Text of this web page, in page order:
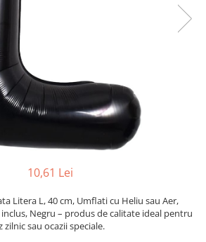
Curatenie
si Galeti
Textile
electrice
10,61 Lei
Litera L, 40 cm, Umflati cu Heliu sau Aer,
Negru – produs de calitate ideal pentru
zilnic sau ocazii speciale.